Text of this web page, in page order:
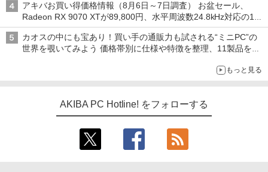
アキバお買い得価格情報（8月6日～7日調査） お盆セール、
Radeon RX 9070 XTが89,800円、水平周波数24.8kHz対応の17
型モニターが9,801円、暑さ指数連動セール ほか
カオスの中にも宝あり！買い手の通販力も試される“ミニPC”の
世界を覗いてみよう 価格帯別に仕様や特徴を整理、11製品をピ
もっと見る
AKIBA PC Hotline! をフォローする